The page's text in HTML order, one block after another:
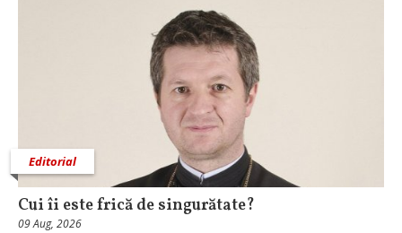
Editorial
Cui îi este frică de singurătate?
09 Aug, 2026